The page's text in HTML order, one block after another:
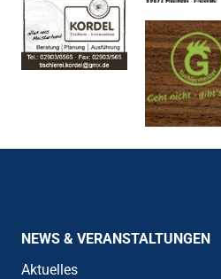
NEWS & VERANSTALTUNGEN
Aktuelles